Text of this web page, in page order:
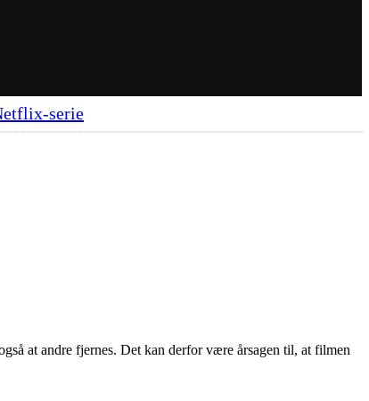
serie
at andre fjernes. Det kan derfor være årsagen til, at filmen